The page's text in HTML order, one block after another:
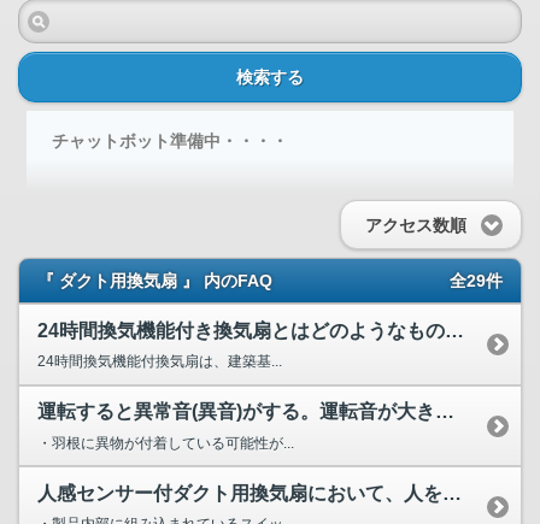
検索する
チャットボット準備中・・・・
アクセス数順
『 ダクト用換気扇 』 内のFAQ 全29件
24時間換気機能付き換気扇とはどのようなものでしょうか？ ...
24時間換気機能付換気扇は、建築基...
運転すると異常音(異音)がする。運転音が大きくなった。原因...
・羽根に異物が付着している可能性が...
人感センサー付ダクト用換気扇において、人を検知しない、また...